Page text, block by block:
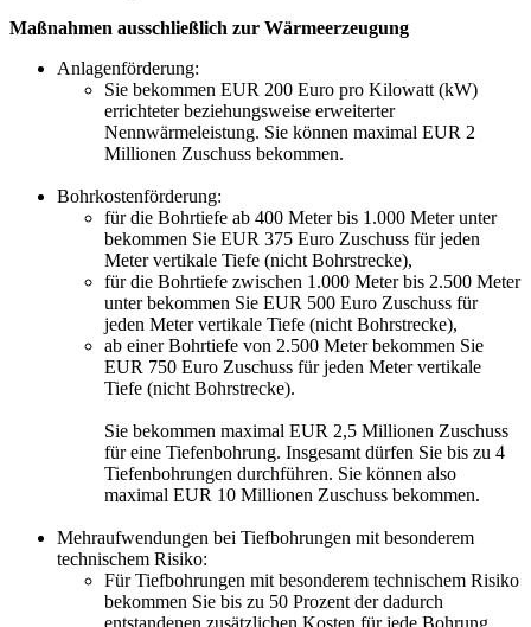
Maßnahmen ausschließlich zur Wärmeerzeugung
Anlagenförderung:
Sie bekommen EUR 200 Euro pro Kilowatt (kW)
errichteter beziehungsweise erweiterter
Nennwärmeleistung. Sie können maximal EUR 2
Millionen Zuschuss bekommen.
Bohrkostenförderung:
für die Bohrtiefe ab 400 Meter bis 1.000 Meter unter
bekommen Sie EUR 375 Euro Zuschuss für jeden
Meter vertikale Tiefe (nicht Bohrstrecke),
für die Bohrtiefe zwischen 1.000 Meter bis 2.500 Meter
unter bekommen Sie EUR 500 Euro Zuschuss für
jeden Meter vertikale Tiefe (nicht Bohrstrecke),
ab einer Bohrtiefe von 2.500 Meter bekommen Sie
EUR 750 Euro Zuschuss für jeden Meter vertikale
Tiefe (nicht Bohrstrecke).
Sie bekommen maximal EUR 2,5 Millionen Zuschuss
für eine Tiefenbohrung. Insgesamt dürfen Sie bis zu 4
Tiefenbohrungen durchführen. Sie können also
maximal EUR 10 Millionen Zuschuss bekommen.
Mehraufwendungen bei Tiefbohrungen mit besonderem
technischem Risiko:
Für Tiefbohrungen mit besonderem technischem Risiko
bekommen Sie bis zu 50 Prozent der dadurch